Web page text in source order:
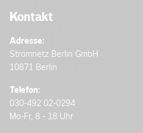
Kontakt
Adresse:
Stromnetz Berlin GmbH
10871 Berlin
Telefon:
030-492 02-0294
Mo-Fr, 8 - 18 Uhr